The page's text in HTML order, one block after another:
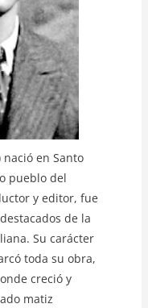
nació en Santo
pueblo del
y editor, fue
de la
Su carácter
toda su obra,
creció y
matiz